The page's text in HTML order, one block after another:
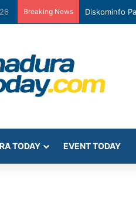
Breaking News Diskominfo
TODAY EVENT TODAY